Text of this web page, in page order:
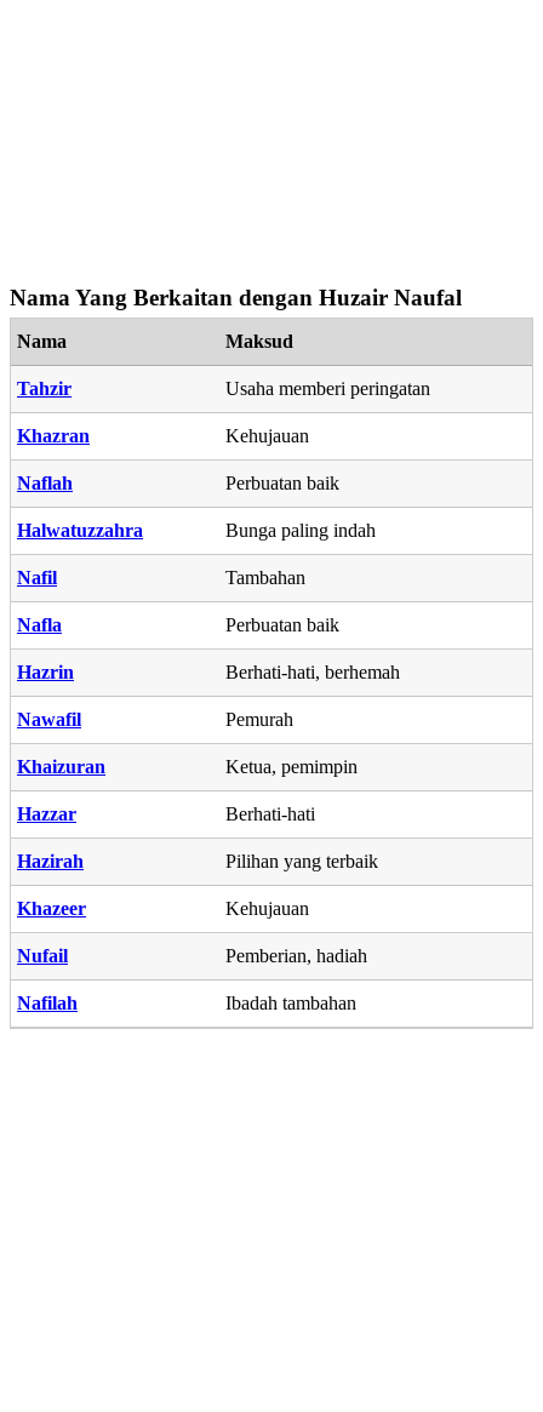
Nama Yang Berkaitan dengan Huzair Naufal
Nama Maksud
Tahzir Usaha memberi peringatan
Khazran Kehujauan
Naflah Perbuatan baik
Halwatuzzahra Bunga paling indah
Nafil Tambahan
Nafla Perbuatan baik
Hazrin Berhati-hati, berhemah
Nawafil Pemurah
Khaizuran Ketua, pemimpin
Hazzar Berhati-hati
Hazirah Pilihan yang terbaik
Khazeer Kehujauan
Nufail Pemberian, hadiah
Nafilah Ibadah tambahan